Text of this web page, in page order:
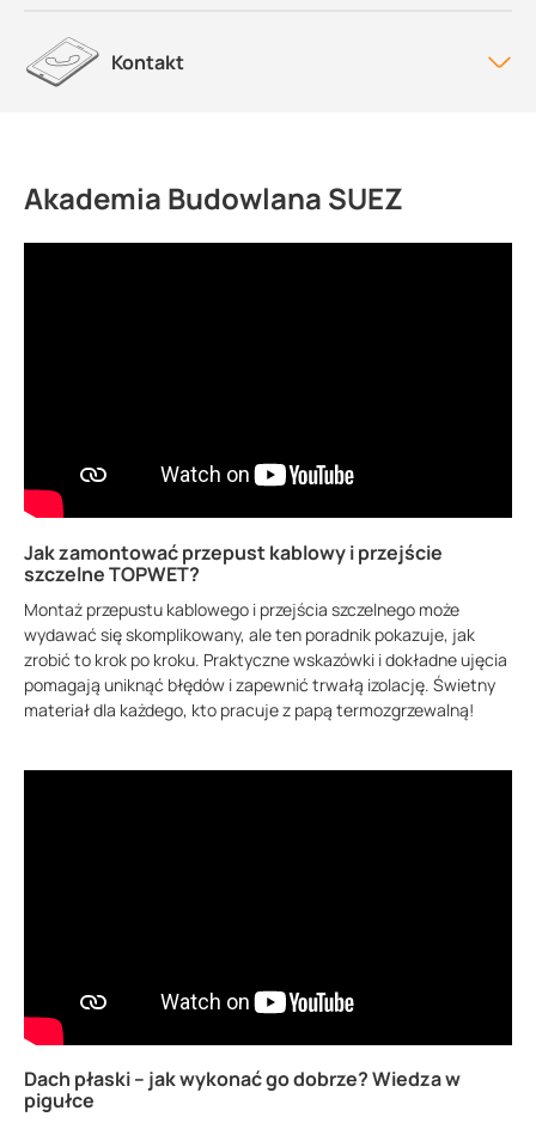
Kontakt
Akademia Budowlana SUEZ
Jak zamontować przepust kablowy i przejście
szczelne TOPWET?
Montaż przepustu kablowego i przejścia szczelnego może
wydawać się skomplikowany, ale ten poradnik pokazuje, jak
zrobić to krok po kroku. Praktyczne wskazówki i dokładne ujęcia
pomagają uniknąć błędów i zapewnić trwałą izolację. Świetny
materiał dla każdego, kto pracuje z papą termozgrzewalną!
Dach płaski – jak wykonać go dobrze? Wiedza w
pigułce